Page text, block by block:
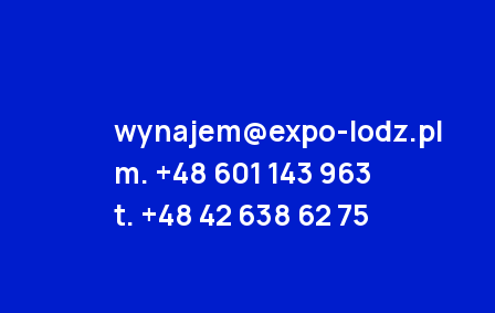
wynajem@expo-lodz.pl
m. +48 601 143 963
t. +48 42 638 62 75